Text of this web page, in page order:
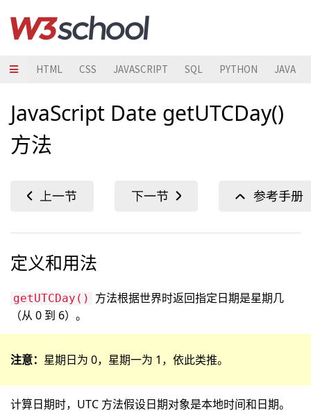
HTML CSS JAVASCRIPT SQL PYTHON JAVA
JavaScript Date getUTCDay()
方法
定义和用法
getUTCDay()
方法根据世界时返回指定日期是星期几
（从 0 到 6）。
注意： 星期日为 0，星期一为 1，依此类推。
计算日期时，UTC 方法假设日期对象是本地时间和日期。